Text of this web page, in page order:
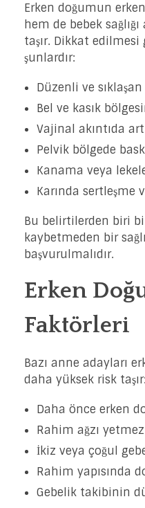
Erken doğumun
hem de bebek
taşır. Dikkat
şunlardır:
Düzenli ve
Bel ve kasık
Vajinal akıntıda
Pelvik bölgede
Kanama veya
Karında sertleşme
Bu belirtilerden biri
kaybetmeden bir
başvurulmalıdır.
Erken
Faktörleri
Bazı anne adayları
daha yüksek risk taşır:
Daha önce erken
Rahim ağzı
İkiz veya çoğul
Rahim yapısında
Gebelik takibinin